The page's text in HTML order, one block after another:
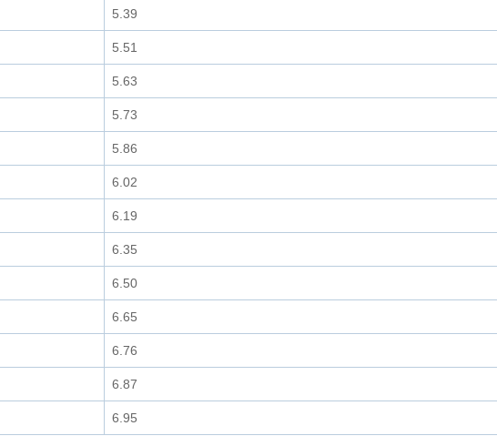
5.39
5.51
5.63
5.73
5.86
6.02
6.19
6.35
6.50
6.65
6.76
6.87
6.95